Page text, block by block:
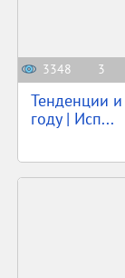
3348 3
Тенденции и
году | Исп...